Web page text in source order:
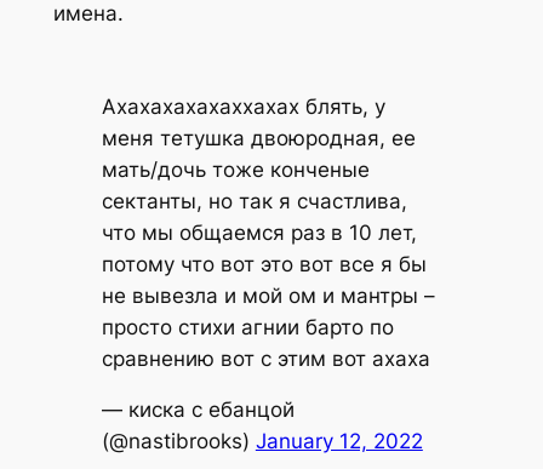
имена.
Ахахахахахаххахах блять, у
меня тетушка двоюродная, ее
мать/дочь тоже конченые
сектанты, но так я счастлива,
что мы общаемся раз в 10 лет,
потому что вот это вот все я бы
не вывезла и мой ом и мантры –
просто стихи агнии барто по
сравнению вот с этим вот ахаха
— киска с ебанцой
(@nastibrooks) January 12, 2022